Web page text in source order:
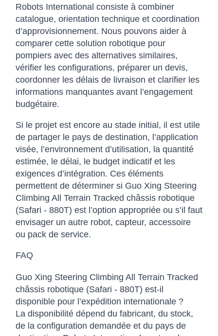
Robots International consiste à combiner
catalogue, orientation technique et coordination
d’approvisionnement. Nous pouvons aider à
comparer cette solution robotique pour
pompiers avec des alternatives similaires,
vérifier les configurations, préparer un devis,
coordonner les délais de livraison et clarifier les
informations manquantes avant l’engagement
budgétaire.
Si le projet est encore au stade initial, il est utile
de partager le pays de destination, l’application
visée, l’environnement d’utilisation, la quantité
estimée, le délai, le budget indicatif et les
exigences d’intégration. Ces éléments
permettent de déterminer si Guo Xing Steering
Climbing All Terrain Tracked châssis robotique
(Safari - 880T) est l’option appropriée ou s’il faut
envisager un autre robot, capteur, accessoire
ou pack de service.
FAQ
Guo Xing Steering Climbing All Terrain Tracked
châssis robotique (Safari - 880T) est-il
disponible pour l’expédition internationale ?
La disponibilité dépend du fabricant, du stock,
de la configuration demandée et du pays de